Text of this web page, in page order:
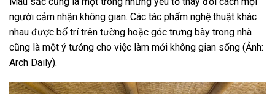
người cảm nhận không gian. Các tác phẩm nghệ thuật khác
nhau được bố trí trên tường hoặc góc trưng bày trong nhà
cũng là một ý tưởng cho việc làm mới không gian sống (Ảnh:
Arch Daily).